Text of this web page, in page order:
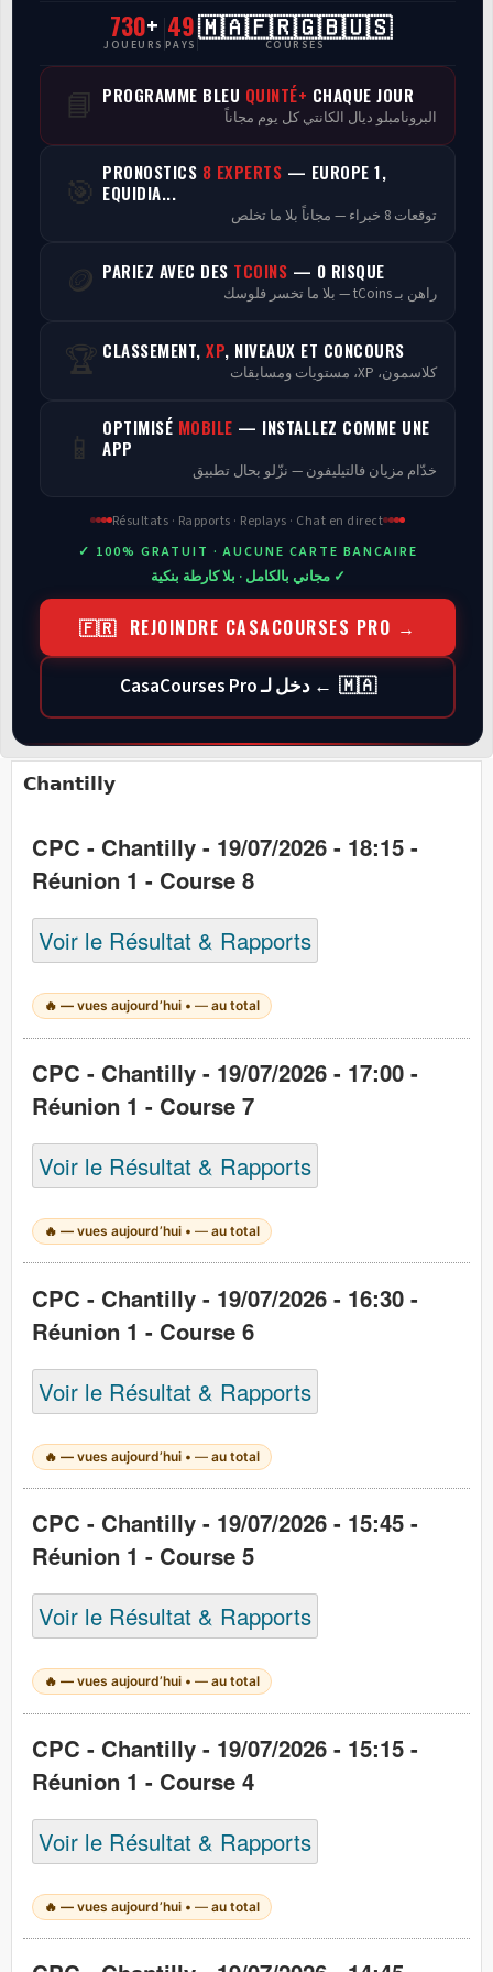
CasaCourses Pro
Resultats/Rapport CPCs
Discussion
Programmes
730+
JOUEURS
49
PAYS
🇲🇦🇫🇷🇬🇧🇺🇸
COURSES
📘 PROGRAMME BLEU QUINTÉ+ CHAQUE JOUR
البرونامبلو ديال الكانتي كل يوم مجاناً
🎯 PRONOSTICS 8 EXPERTS — EUROPE 1,
EQUIDIA...
توقعات 8 خبراء — مجاناً بلا ما تخلص
🪙 PARIEZ AVEC DES TCOINS — 0 RISQUE
راهن بـ tCoins — بلا ما تخسر فلوسك
🏆 CLASSEMENT, XP, NIVEAUX ET CONCOURS
كلاسمون، XP، مستويات ومسابقات
📱 OPTIMISÉ MOBILE — INSTALLEZ COMME UNE
APP
خدّام مزيان فالتيليفون — نزّلو بحال تطبيق
Résultats · Rapports · Replays · Chat en direct
✓ 100% GRATUIT · AUCUNE CARTE BANCAIRE
✓ مجاني بالكامل · بلا كارطة بنكية
🇫🇷 REJOINDRE CASACOURSES PRO →
🇲🇦 ← دخل لـ CasaCourses Pro
Chantilly
CPC - Chantilly - 19/07/2026 - 18:15 -
Réunion 1 - Course 8
Voir le Résultat & Rapports
🔥— vues aujourd’hui •— au total
CPC - Chantilly - 19/07/2026 - 17:00 -
Réunion 1 - Course 7
Voir le Résultat & Rapports
🔥— vues aujourd’hui •— au total
CPC - Chantilly - 19/07/2026 - 16:30 -
Réunion 1 - Course 6
Voir le Résultat & Rapports
🔥— vues aujourd’hui •— au total
CPC - Chantilly - 19/07/2026 - 15:45 -
Réunion 1 - Course 5
Voir le Résultat & Rapports
🔥— vues aujourd’hui •— au total
CPC - Chantilly - 19/07/2026 - 15:15 -
Réunion 1 - Course 4
Voir le Résultat & Rapports
🔥— vues aujourd’hui •— au total